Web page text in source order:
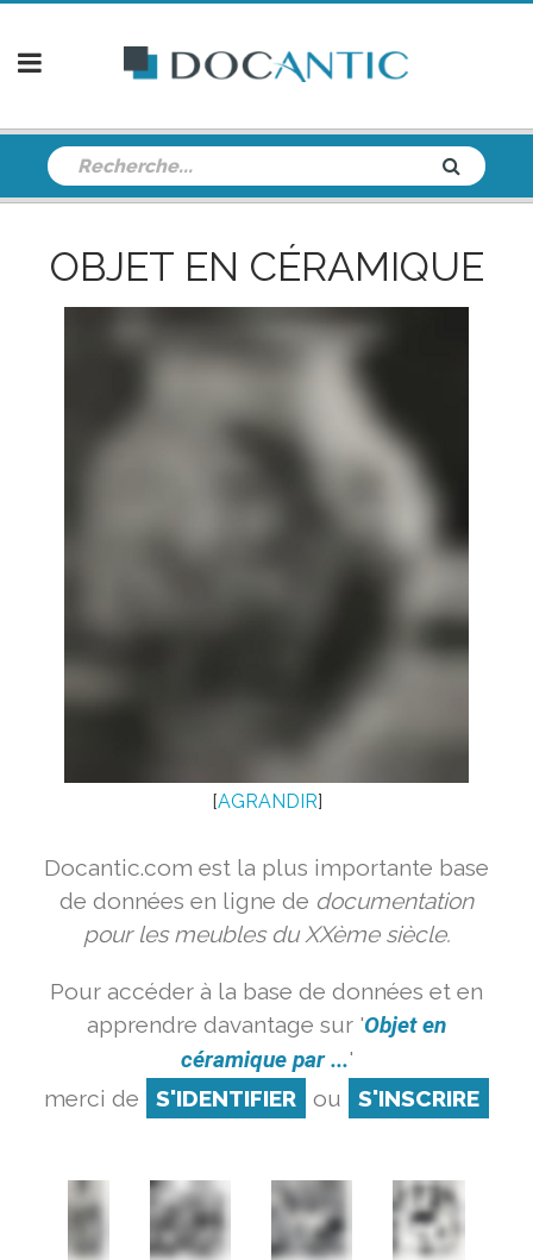
OBJET EN CÉRAMIQUE
[AGRANDIR]
Docantic.com est la plus importante base
de données en ligne de documentation
pour les meubles du XXème siècle.
Pour accéder à la base de données et en
apprendre davantage sur 'Objet en
céramique par ...'
merci de
S'IDENTIFIER ou S'INSCRIRE